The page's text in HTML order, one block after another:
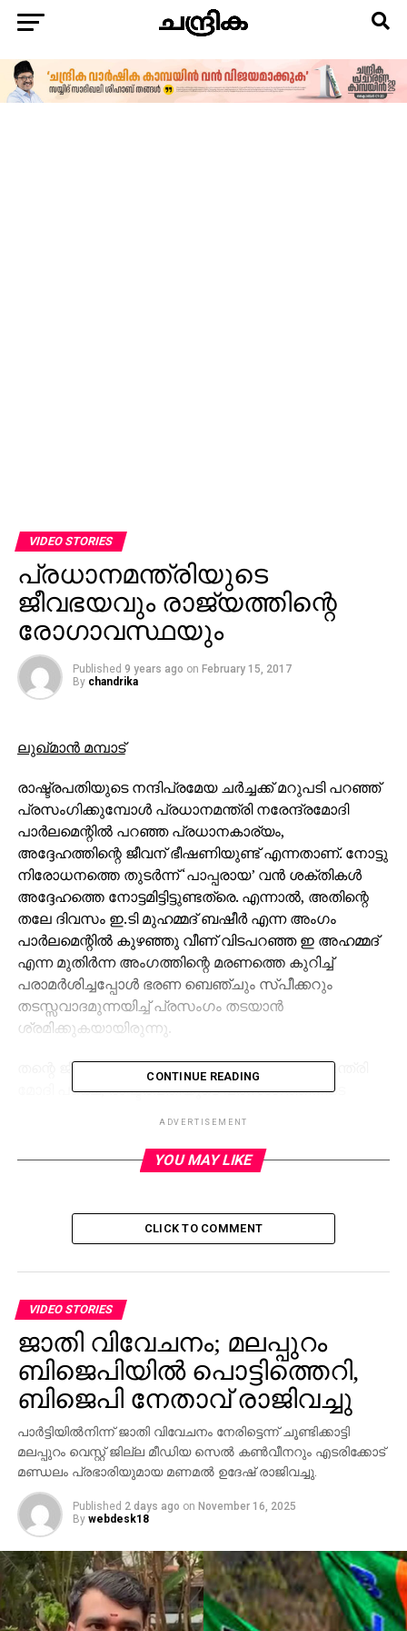
VIDEO STORIES
പ്രധാനമന്ത്രിയുടെ
ജീവഭയവും രാജ്യത്തിന്റെ
രോഗാവസ്ഥയും
Published 9 years ago on February 15, 2017
By chandrika
ലുഖ്മാന്‍ മമ്പാട്
രാഷ്ട്രപതിയുടെ നന്ദിപ്രമേയ ചര്‍ച്ചക്ക് മറുപടി പറഞ്ഞ്
പ്രസംഗിക്കുമ്പോള്‍ പ്രധാനമന്ത്രി നരേന്ദ്രമോദി
പാര്‍ലമെന്റില്‍ പറഞ്ഞ പ്രധാനകാര്യം,
അദ്ദേഹത്തിന്റെ ജീവന് ഭീഷണിയുണ്ട് എന്നതാണ്. നോട്ടു
നിരോധനത്തെ തുടര്‍ന്ന് ‘പാപ്പരായ’ വന്‍ ശക്തികള്‍
അദ്ദേഹത്തെ നോട്ടമിട്ടിട്ടുണ്ടത്രെ. എന്നാല്‍, അതിന്റെ
തലേ ദിവസം ഇ.ടി മുഹമ്മദ് ബഷീര്‍ എന്ന അംഗം
പാര്‍ലമെന്റില്‍ കുഴഞ്ഞു വീണ് വിടപറഞ്ഞ ഇ അഹമ്മദ്
എന്ന മുതിര്‍ന്ന അംഗത്തിന്റെ മരണത്തെ കുറിച്ച്
പരാമര്‍ശിച്ചപ്പോള്‍ ഭരണ ബെഞ്ചും സ്പീക്കറും
തടസ്സവാദമുന്നയിച്ച് പ്രസംഗം തടയാന്‍
ശ്രമിക്കുകയായിരുന്നു.
തന്റെ ജീവഭയത്തെ ‘വെളിപ്പെടുത്തിയ’ പ്രധാനമന്ത്രി
മോദി പക്ഷെ, രാഷ്ട്രപതിയുടെ പ്രസംഗത്തിനിടെ
സഭയിലുണ്ടായിരുന്ന അംഗത്തിന് മരണാനന്തരമുണ്ടായ
ദാരുണ സംഭവത്തെ കുറിച്ച് മിണ്ടിയില്ല. മരണത്തെ
വ്യാപാരി എന്ന വിശേഷം
മുഖ്യമന്ത്രിയായിരുന്നപ്പോഴേ പതിച്ചു കിട്ടിയതാണ്.
കഥകള്‍ മെനഞ്ഞ് മഹാ പാതകത്തെ
നേട്ടമാക്കിയെടുക്കുക.
ജര്‍മ്മനിയിലും ഇറ്റലിയിലും സംഭവിച്ചത് ഇന്ത്യയിലും
അരിച്ചെത്തിയെന്നത് പുതുമയല്ല. ജനുവരി 31ന്
ഉച്ചയോടെ പാര്‍ലമെന്റിന്റെ സംയുക്ത
സമ്മേളനത്തിനിടെ ഇ അഹമ്മദ് സാഹിബ്
കുഴഞ്ഞുവീണ് റാം മനോഹര്‍ ലോഹ്യ
ആസ്പത്രിയിലെത്തിച്ചതു മുതല്‍ 14 മണിക്കൂറോളം
നീണ്ട മരണക്കളിയെ ന്യായീകരിക്കാന്‍ നിരത്തിയ
പെരും നുണകള്‍ മതി അവിടെയുണ്ടായിരുന്നതൊന്നും
ആകസ്മികമല്ലെന്ന് വ്യക്തമാവാന്‍. ബജറ്റ് നിശ്ചയിച്ച
ദിവസം തന്നെ നടക്കാന്‍ മരണം മൂടിവെച്ചുവെന്ന
വാദത്തെ ഖണ്ഡിക്കാന്‍ സിറ്റിങ് അംഗം മരിച്ചാലും
പാര്‍ലമെന്റ് മാറ്റിവെക്കാറില്ലെന്ന് സ്ഥാപിക്കാന്‍ കേന്ദ്ര
CONTINUE READING
ADVERTISEMENT
YOU MAY LIKE
CLICK TO COMMENT
VIDEO STORIES
ജാതി വിവേചനം; മലപ്പുറം
ബിജെപിയില്‍ പൊട്ടിത്തെറി,
ബിജെപി നേതാവ് രാജിവച്ചു
പാര്‍ട്ടിയില്‍നിന്ന് ജാതി വിവേചനം നേരിട്ടെന്ന് ചൂണ്ടിക്കാട്ടി
മലപ്പുറം വെസ്റ്റ് ജില്ല മീഡിയ സെല്‍ കണ്‍വീനറും എടരിക്കോട്
മണ്ഡലം പ്രഭാരിയുമായ മണമല്‍ ഉദേഷ് രാജിവച്ചു.
Published 2 days ago on November 16, 2025
By webdesk18